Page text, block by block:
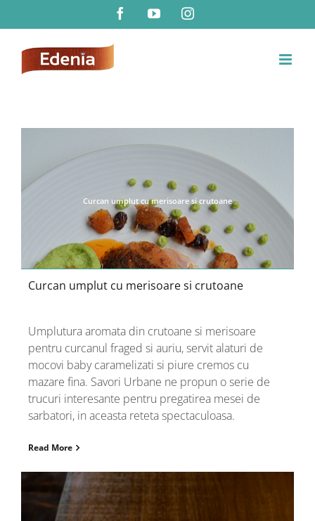
FacebookYouTubeInstagram
Curcan umplut cu merisoare si crutoane
Curcan umplut cu merisoare si crutoane
Umplutura aromata din crutoane si merisoare
pentru curcanul fraged si auriu, servit alaturi de
mocovi baby caramelizati si piure cremos cu
mazare fina. Savori Urbane ne propun o serie de
trucuri interesante pentru pregatirea mesei de
sarbatori, in aceasta reteta spectaculoasa.
Read More